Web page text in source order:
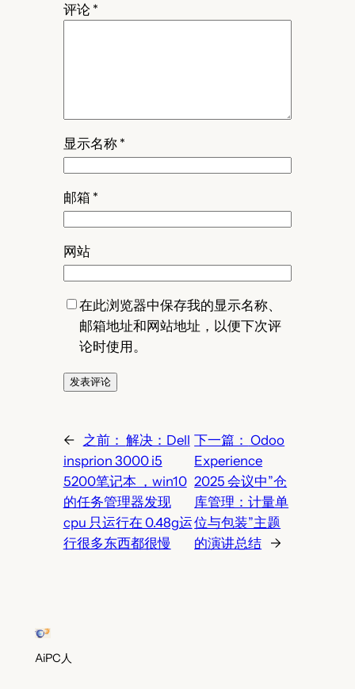
评论 *
显示名称 *
邮箱 *
网站
在此浏览器中保存我的显示名称、
邮箱地址和网站地址，以便下次评
论时使用。
← 之前： 解决：Dell
insprion 3000 i5
5200笔记本 ，win10
的任务管理器发现
cpu 只运行在 0.48g运
行很多东西都很慢
下一篇： Odoo
Experience
2025 会议中”仓
库管理：计量单
位与包装”主题
的演讲总结 →
AiPC人